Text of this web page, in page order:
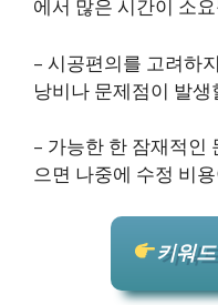
에서 많은 시간이 소
– 시공편의를 고려하
낭비나 문제점이 발
– 가능한 한 잠재적인
으면 나중에 수정 비
키워